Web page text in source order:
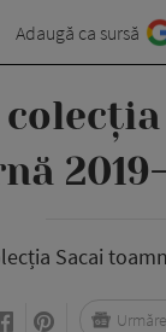
Adaugă ca sursă
Sacai